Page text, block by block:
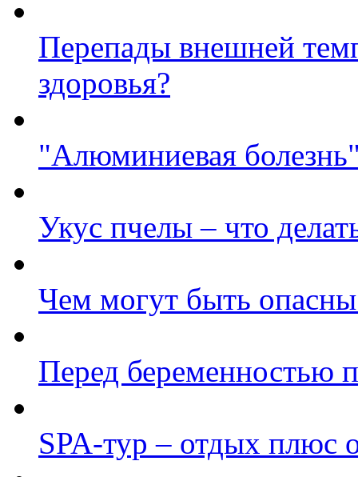
Перепады внешней
здоровья?
"Алюминиевая
Укус пчелы – что
Чем могут быть
Перед беременностью
SPA-тур – отдых плюс